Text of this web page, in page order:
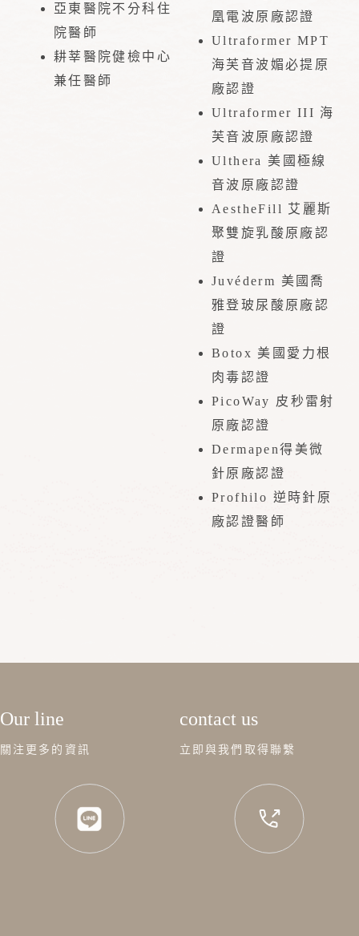
亞東醫院不分科住
院醫師
耕莘醫院健檢中心
兼任醫師
凰電波原廠認證
Ultraformer MPT
海芙音波媚必提原
廠認證
Ultraformer III 海
芙音波原廠認證
Ulthera 美國極線
音波原廠認證
AestheFill 艾麗斯
聚雙旋乳酸原廠認
證
Juvéderm 美國喬
雅登玻尿酸原廠認
證
Botox 美國愛力根
肉毒認證
PicoWay 皮秒雷射
原廠認證
Dermapen得美微
針原廠認證
Profhilo 逆時針原
廠認證醫師
Our line
關注更多的資訊
contact us
立即與我們取得聯繫